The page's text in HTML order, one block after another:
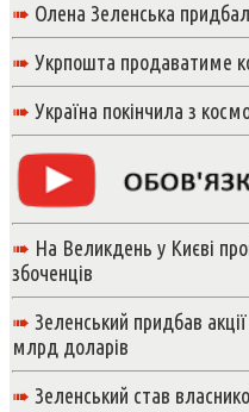
➠ Олена Зеленська
➠ Укрпошта продаватиме
➠ Україна покінчила з
➠ На Великдень у Києві
збоченців
➠ Зеленський придбав
млрд доларів
➠ Зеленський став